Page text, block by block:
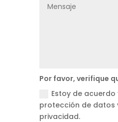
Por favor, verifique
Estoy de
protección de datos
privacidad.